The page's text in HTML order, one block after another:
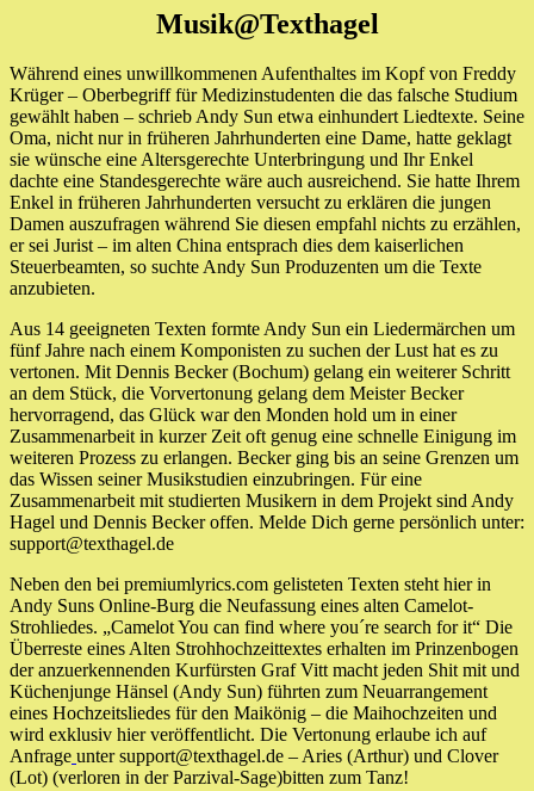
Musik@Texthagel
Während eines unwillkommenen Aufenthaltes im Kopf von Freddy
Krüger – Oberbegriff für Medizinstudenten die das falsche Studium
gewählt haben – schrieb Andy Sun etwa einhundert Liedtexte. Seine
Oma, nicht nur in früheren Jahrhunderten eine Dame, hatte geklagt
sie wünsche eine Altersgerechte Unterbringung und Ihr Enkel
dachte eine Standesgerechte wäre auch ausreichend. Sie hatte Ihrem
Enkel in früheren Jahrhunderten versucht zu erklären die jungen
Damen auszufragen während Sie diesen empfahl nichts zu erzählen,
er sei Jurist – im alten China entsprach dies dem kaiserlichen
Steuerbeamten, so suchte Andy Sun Produzenten um die Texte
anzubieten.
Aus 14 geeigneten Texten formte Andy Sun ein Liedermärchen um
fünf Jahre nach einem Komponisten zu suchen der Lust hat es zu
vertonen. Mit Dennis Becker (Bochum) gelang ein weiterer Schritt
an dem Stück, die Vorvertonung gelang dem Meister Becker
hervorragend, das Glück war den Monden hold um in einer
Zusammenarbeit in kurzer Zeit oft genug eine schnelle Einigung im
weiteren Prozess zu erlangen. Becker ging bis an seine Grenzen um
das Wissen seiner Musikstudien einzubringen. Für eine
Zusammenarbeit mit studierten Musikern in dem Projekt sind Andy
Hagel und Dennis Becker offen. Melde Dich gerne persönlich unter:
support@texthagel.de
Neben den bei premiumlyrics.com gelisteten Texten steht hier in
Andy Suns Online-Burg die Neufassung eines alten Camelot-
Strohliedes. „Camelot You can find where you´re search for it“ Die
Überreste eines Alten Strohhochzeittextes erhalten im Prinzenbogen
der anzuerkennenden Kurfürsten Graf Vitt macht jeden Shit mit und
Küchenjunge Hänsel (Andy Sun) führten zum Neuarrangement
eines Hochzeitsliedes für den Maikönig – die Maihochzeiten und
wird exklusiv hier veröffentlicht. Die Vertonung erlaube ich auf
Anfrage unter support@texthagel.de – Aries (Arthur) und Clover
(Lot) (verloren in der Parzival-Sage)bitten zum Tanz!